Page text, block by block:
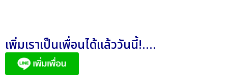
เพิ่มเราเป็นเพื่อนได้แล้ววันนี้!....